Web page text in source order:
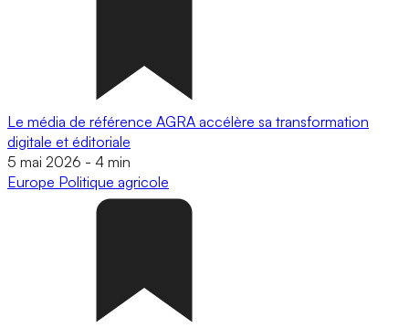
Le média de référence AGRA accélère sa transformation
digitale et éditoriale
5 mai 2026 - 4 min
Europe Politique agricole